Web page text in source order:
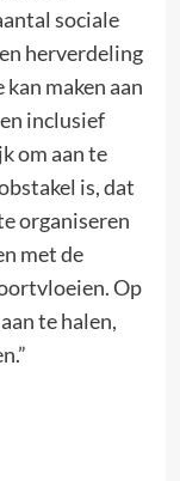
sociale
herverdeling
maken aan
inclusief
om aan te
is, dat
organiseren
met de
Op
te halen,